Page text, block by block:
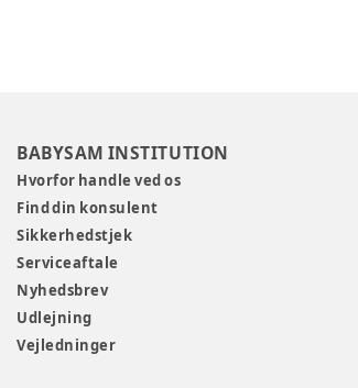
BABYSAM INSTITUTION
Hvorfor handle ved os
Find din konsulent
Sikkerhedstjek
Serviceaftale
Nyhedsbrev
Udlejning
Vejledninger